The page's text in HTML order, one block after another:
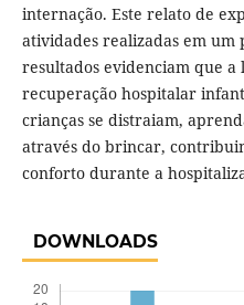
internação. Este relato de
atividades realizadas em um
resultados evidenciam que
recuperação hospitalar
crianças se distraiam,
através do brincar,
conforto durante a
DOWNLOADS